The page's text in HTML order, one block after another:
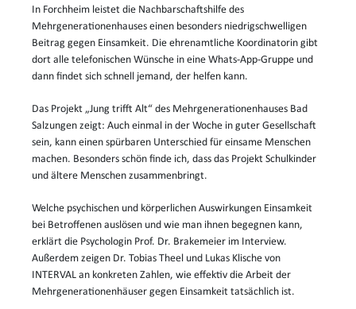
In Forchheim leistet die Nachbarschaftshilfe des
Mehrgenerationenhauses einen besonders niedrigschwelligen
Beitrag gegen Einsamkeit. Die ehrenamtliche Koordinatorin gibt
dort alle telefonischen Wünsche in eine Whats-App-Gruppe und
dann findet sich schnell jemand, der helfen kann.
Das Projekt „Jung trifft Alt“ des Mehrgenerationenhauses Bad
Salzungen zeigt: Auch einmal in der Woche in guter Gesellschaft
sein, kann einen spürbaren Unterschied für einsame Menschen
machen. Besonders schön finde ich, dass das Projekt Schulkinder
und ältere Menschen zusammenbringt.
Welche psychischen und körperlichen Auswirkungen Einsamkeit
bei Betroffenen auslösen und wie man ihnen begegnen kann,
erklärt die Psychologin Prof. Dr. Brakemeier im Interview.
Außerdem zeigen Dr. Tobias Theel und Lukas Klische von
INTERVAL an konkreten Zahlen, wie effektiv die Arbeit der
Mehrgenerationenhäuser gegen Einsamkeit tatsächlich ist.